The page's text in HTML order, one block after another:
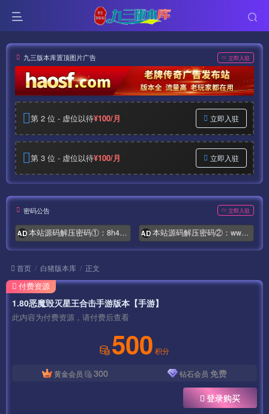
九三版本库置顶图片广告 立即入驻
第 2 位 - 虚位以待¥100/月 立即入驻
第 3 位 - 虚位以待¥100/月 立即入驻
密码公告 立即入驻
AD 本站源码解压密码①：8h4.com AD 本站源码解压密码②：www.syymw.com
首页 白猪版本库 正文
1.80恶魔毁灭星王合击手游版本【手游】
此内容为付费资源，请付费后查看
500 积分
黄金会员 300 钻石会员 免费
登录购买
付费资源